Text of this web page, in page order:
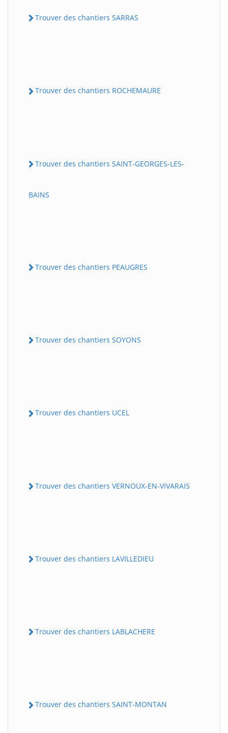
Trouver des chantiers SARRAS
Trouver des chantiers ROCHEMAURE
Trouver des chantiers SAINT-GEORGES-LES-
BAINS
Trouver des chantiers PEAUGRES
Trouver des chantiers SOYONS
Trouver des chantiers UCEL
Trouver des chantiers VERNOUX-EN-VIVARAIS
Trouver des chantiers LAVILLEDIEU
Trouver des chantiers LABLACHERE
Trouver des chantiers SAINT-MONTAN